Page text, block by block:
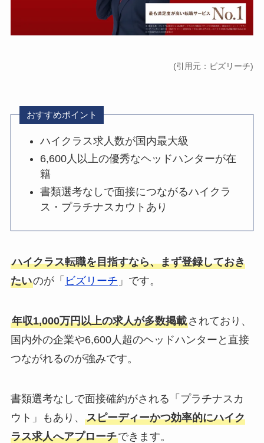
(引用元： ビズリーチ)
おすすめポイント
ハイクラス求人数が国内最大級
6,600人以上の優秀なヘッドハンターが在
籍
書類選考なしで面接につながるハイクラ
ス・プラチナスカウトあり
ハイクラス転職を目指すなら、まず登録しておき
たいのが「 ビズリーチ 」です。
年収1,000万円以上の求人が多数掲載されており、
国内外の企業や6,600人超のヘッドハンターと直接
つながれるのが強みです。
書類選考なしで面接確約がされる「プラチナスカ
ウト」もあり、 スピーディーかつ効率的にハイク
ラス求人へアプローチできます。